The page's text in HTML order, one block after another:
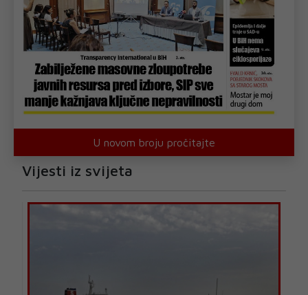
U novom broju pročitajte
Vijesti iz svijeta